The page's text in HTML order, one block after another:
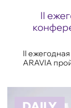
II
II
ARAVIA